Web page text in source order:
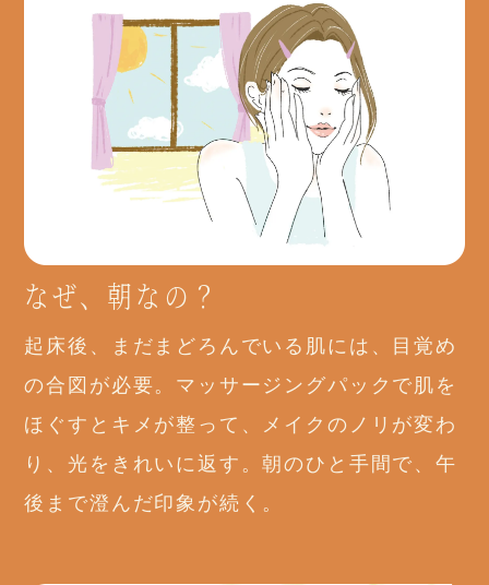
なぜ、朝なの？
起床後、まだまどろんでいる肌には、目覚め
の合図が必要。マッサージングパックで肌を
ほぐすとキメが整って、メイクのノリが変わ
り、光をきれいに返す。朝のひと手間で、午
後まで澄んだ印象が続く。